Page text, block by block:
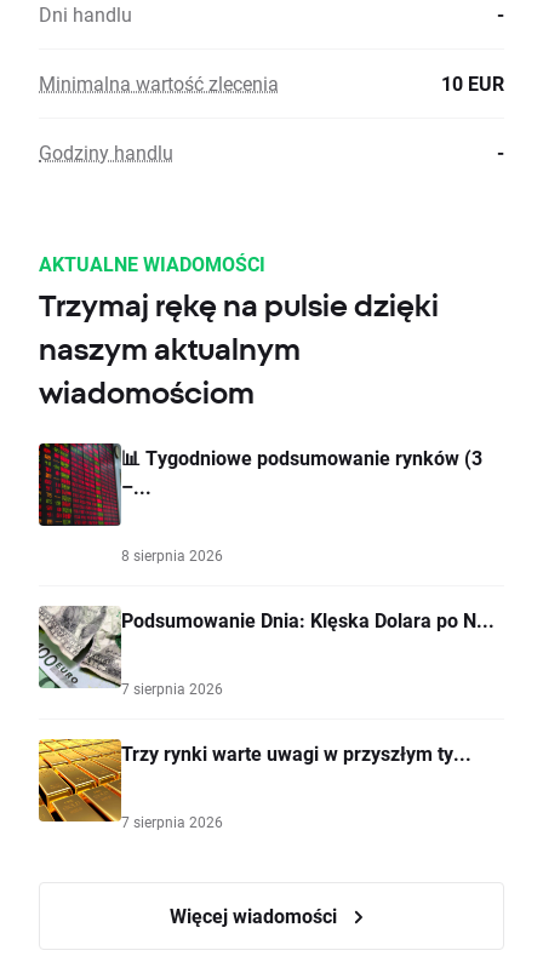
Dni handlu -
Minimalna wartość zlecenia 10 EUR
Godziny handlu -
AKTUALNE WIADOMOŚCI
Trzymaj rękę na pulsie dzięki
naszym aktualnym
wiadomościom
📊 Tygodniowe podsumowanie rynków (3
–...
8 sierpnia 2026
Podsumowanie Dnia: Klęska Dolara po N...
7 sierpnia 2026
Trzy rynki warte uwagi w przyszłym ty...
7 sierpnia 2026
Więcej wiadomości